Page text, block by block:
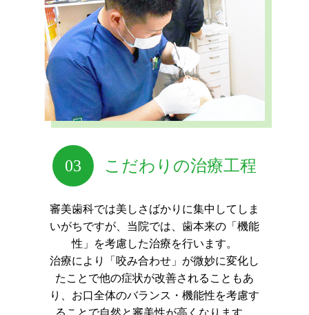
03 こだわりの治療工程
審美歯科では美しさばかりに集中してしま
いがちですが、 当院では、歯本来の「機能
性」を考慮した治療を行います。
治療により「咬み合わせ」が微妙に変化し
たことで他の症状が改善されることもあ
り、お口全体のバランス・機能性を考慮す
ることで自然と審美性が高くなります。